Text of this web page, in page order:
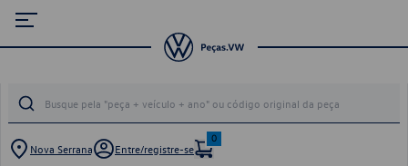
Nova Serrana Entre/registre-se
0